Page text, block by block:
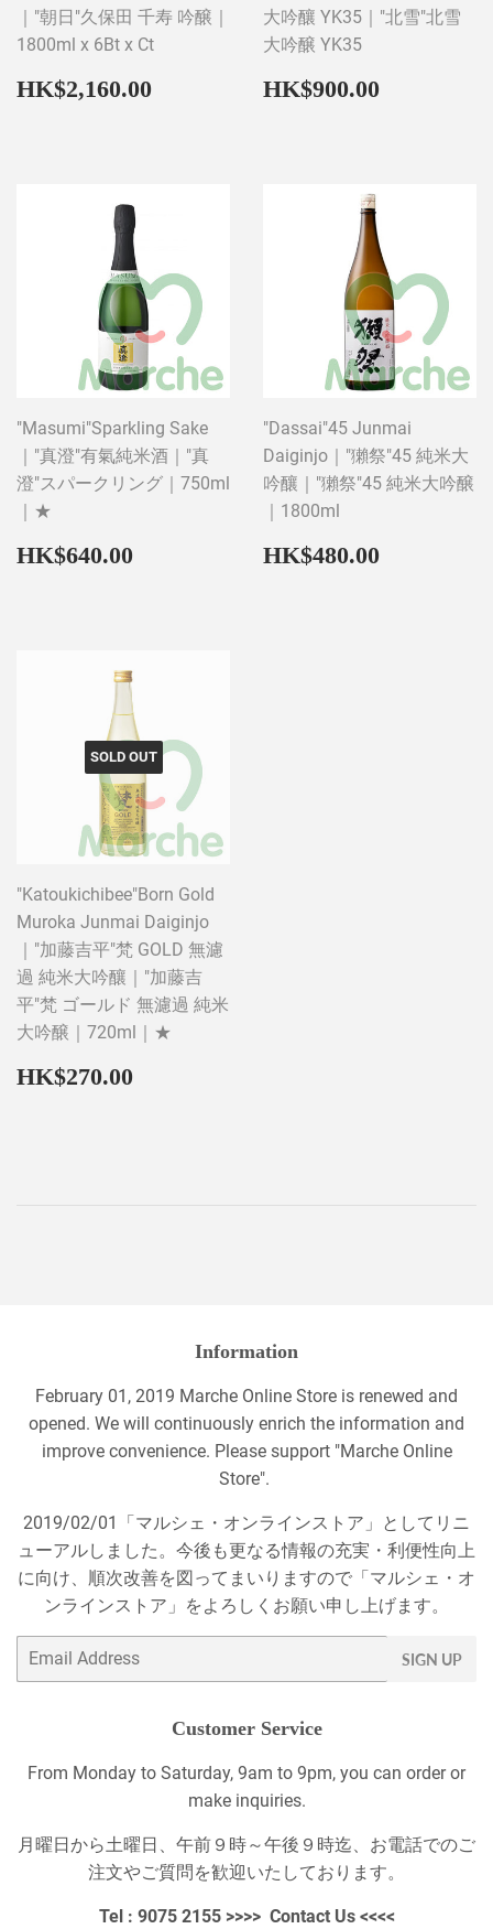
｜"朝日"久保田 千寿 吟醸｜
1800ml x 6Bt x Ct
Regular
price
HK$2,160.00 HK$2,160.00
大吟釀 YK35｜"北雪"北雪
大吟醸 YK35
Regular
price
HK$900.00
"Masumi"Sparkling Sake
｜"真澄"有氣純米酒｜"真
澄"スパークリング｜750ml
｜★
Regular
price
HK$640.00 HK$640.00
"Dassai"45 Junmai
Daiginjo｜"獺祭"45 純米大
吟釀｜"獺祭"45 純米大吟醸
｜1800ml
Regular
price
HK$480.00
SOLD OUT
"Katoukichibee"Born Gold
Muroka Junmai Daiginjo
｜"加藤吉平"梵 GOLD 無濾
過 純米大吟釀｜"加藤吉
平"梵 ゴールド 無濾過 純米
大吟醸｜720ml｜★
Regular
price
HK$270.00
Information
February 01, 2019 Marche Online Store is renewed and
opened. We will continuously enrich the information and
improve convenience. Please support "Marche Online
Store".
2019/02/01「マルシェ・オンラインストア」としてリニ
ューアルしました。今後も更なる情報の充実・利便性向上
に向け、順次改善を図ってまいりますので「マルシェ・オ
ンラインストア」をよろしくお願い申し上げます。
Email
SIGN UP
Customer Service
From Monday to Saturday, 9am to 9pm, you can order or
make inquiries.
月曜日から土曜日、午前９時～午後９時迄、お電話でのご
注文やご質問を歓迎いたしております。
Tel : 9075 2155 >>>> Contact Us<<<<